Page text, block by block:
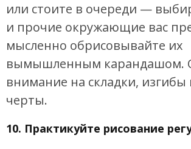
или стоите в очереди —
и прочие окружающие вас
мысленно обрисовывайте их
вымышленным карандашом.
внимание на складки,
черты.
10. Практикуйте рисование